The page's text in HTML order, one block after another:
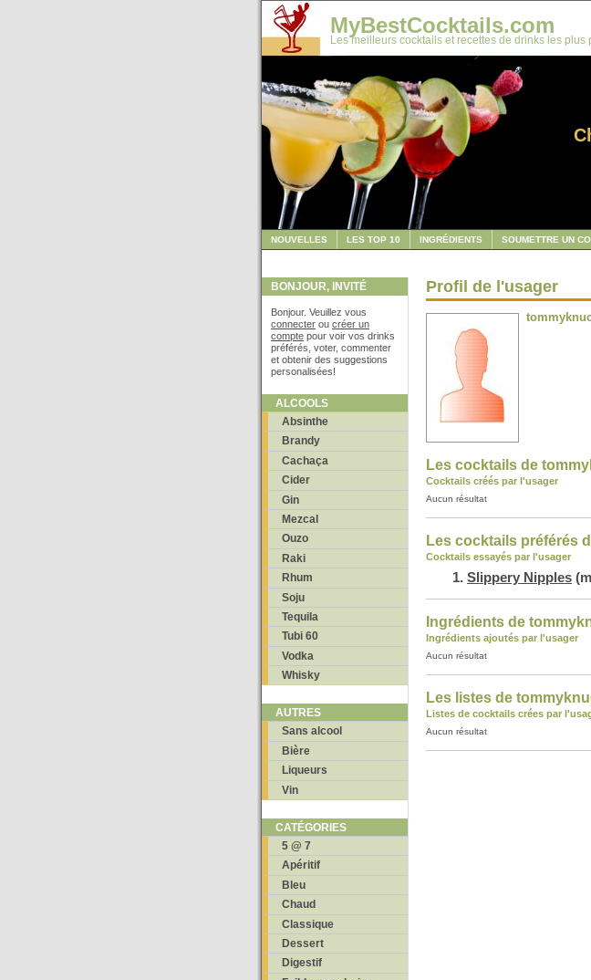
MyBestCocktails.com
Les meilleurs cocktails et recettes de drinks les plus
NOUVELLES LES TOP 10 INGRÉDIENTS SOUMETTRE UN
BONJOUR, INVITÉ
Bonjour. Veuillez vous
connecter ou créer un
compte pour voir vos drinks
préférés, voter, commenter
et obtenir des suggestions
personalisées!
ALCOOLS
Absinthe
Brandy
Cachaça
Cider
Gin
Mezcal
Ouzo
Raki
Rhum
Soju
Tequila
Tubi 60
Vodka
Whisky
AUTRES
Sans alcool
Bière
Liqueurs
Vin
CATÉGORIES
5 @ 7
Apéritif
Bleu
Chaud
Classique
Dessert
Digestif
Profil de l'usager
Les cocktails de
Cocktails créés par l'usager
Aucun résultat
Les cocktails préférés
Cocktails essayés par l'usager
Slippery Nipples
Ingrédients de
Ingrédients ajoutés par l'usager
Aucun résultat
Les listes de
Listes de cocktails crées par
Aucun résultat